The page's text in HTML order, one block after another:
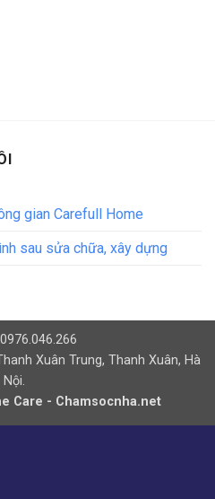
gian Carefull Home
sau sửa chữa, xây dựng
Xuân Trung, Thanh Xuân, Hà
Nội.
Care - Chamsocnha.net